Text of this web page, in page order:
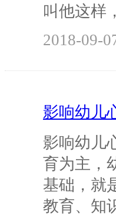
叫他这样
2018-09-
影响幼儿
影响幼儿
育为主，
基础，就
教育、知